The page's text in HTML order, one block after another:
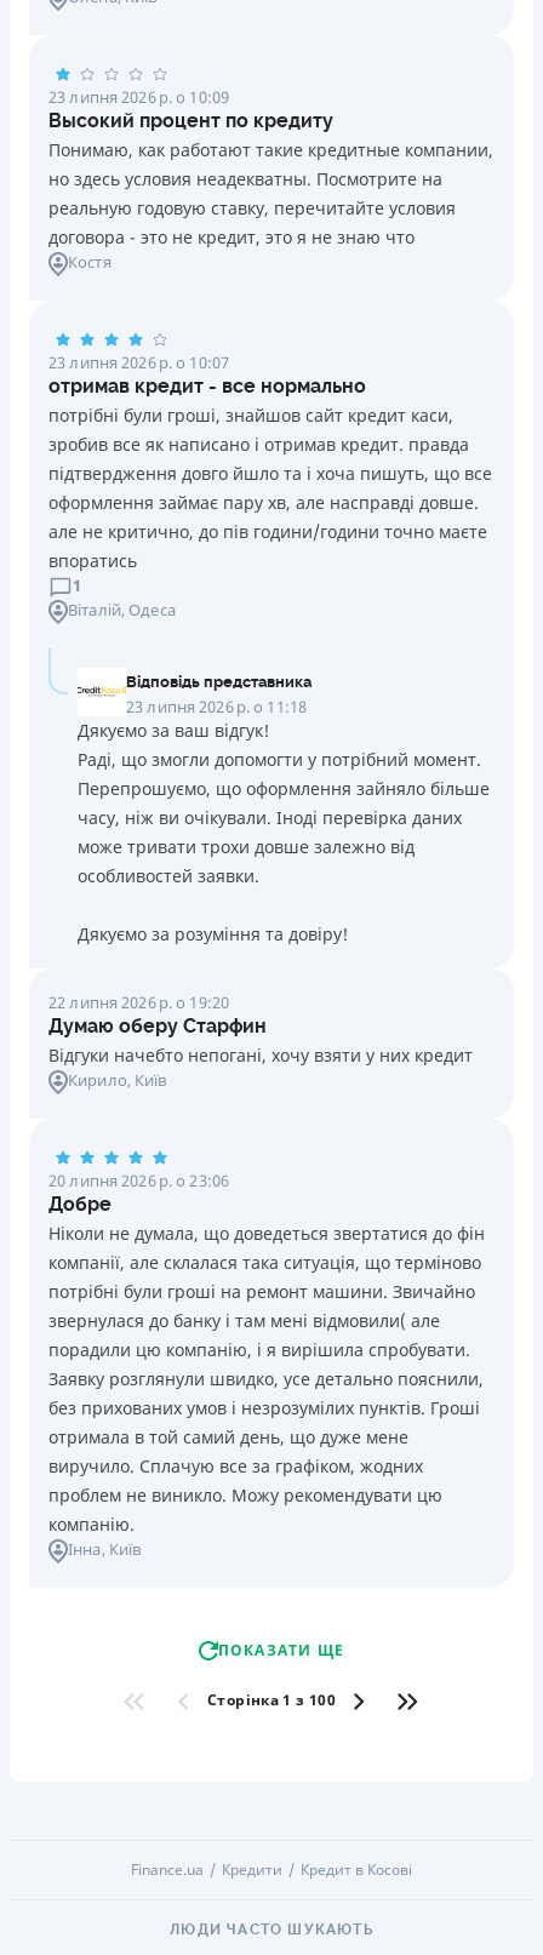
23 липня 2026 р. о 10:09
Высокий процент по кредиту
Понимаю, как работают такие кредитные компании,
но здесь условия неадекватны. Посмотрите на
реальную годовую ставку, перечитайте условия
договора - это не кредит, это я не знаю что
Костя
23 липня 2026 р. о 10:07
отримав кредит - все нормально
потрібні були гроші, знайшов сайт кредит каси,
зробив все як написано і отримав кредит. правда
підтвердження довго йшло та і хоча пишуть, що все
оформлення займає пару хв, але насправді довше.
але не критично, до пів години/години точно маєте
впоратись
1
Віталій, Одеса
Відповідь представника
23 липня 2026 р. о 11:18
Дякуємо за ваш відгук!
Раді, що змогли допомогти у потрібний момент.
Перепрошуємо, що оформлення зайняло більше
часу, ніж ви очікували. Іноді перевірка даних
може тривати трохи довше залежно від
особливостей заявки.
Дякуємо за розуміння та довіру!
22 липня 2026 р. о 19:20
Думаю оберу Старфин
Відгуки начебто непогані, хочу взяти у них кредит
Кирило, Київ
20 липня 2026 р. о 23:06
Добре
Ніколи не думала, що доведеться звертатися до фін
компанії, але склалася така ситуація, що терміново
потрібні були гроші на ремонт машини. Звичайно
звернулася до банку і там мені відмовили( але
порадили цю компанію, і я вирішила спробувати.
Заявку розглянули швидко, усе детально пояснили,
без прихованих умов і незрозумілих пунктів. Гроші
отримала в той самий день, що дуже мене
виручило. Сплачую все за графіком, жодних
проблем не виникло. Можу рекомендувати цю
компанію.
Інна, Київ
ПОКАЗАТИ ЩЕ
Сторінка 1 з 100
Finance.ua Кредити Кредит в Косові
ЛЮДИ ЧАСТО ШУКАЮТЬ